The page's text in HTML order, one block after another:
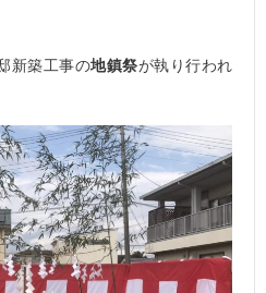
新築工事の地鎮祭が執り行われ